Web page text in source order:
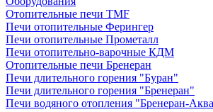
Отопительные печи TMF
Печи отопительные Ферингер
Печи отопительные Прометалл
Печи отопительно-варочные КДМ
Отопительные печи Бренеран
Печи длительного горения "Буран"
Печи длительного горения "Бренеран"
Печи водяного отопления "Бренеран-